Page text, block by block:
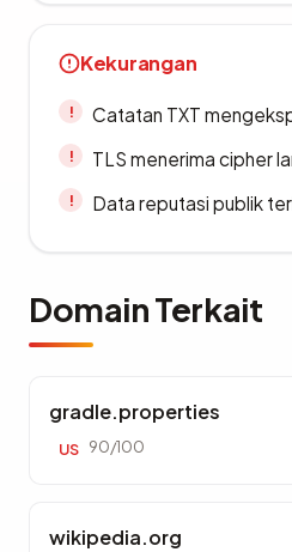
Kekurangan
Catatan TXT
TLS menerima cipher
Data reputasi publik
Domain Terkait
gradle.properties
US 90/100
wikipedia.org